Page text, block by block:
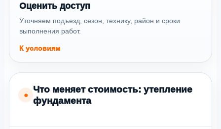
Оценить доступ
Уточняем подъезд, сезон, технику, район и сроки
выполнения работ.
К условиям
●
Что меняет стоимость: утепление
фундамента